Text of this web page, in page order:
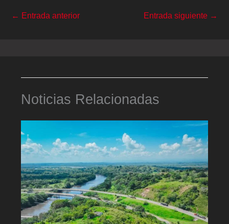
← Entrada anterior Entrada siguiente →
Noticias Relacionadas